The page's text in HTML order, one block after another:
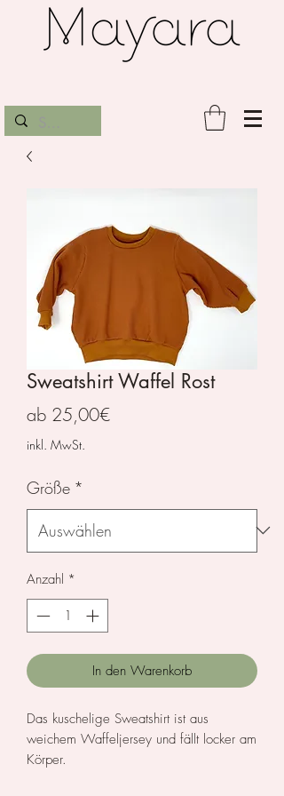
Sweatshirt Waffel Rost
ab 25,00€Sale-
inkl. MwSt.
Größe *
Anzahl *
In den Warenkorb
Das kuschelige Sweatshirt ist aus
weichem Waffeljersey und fällt locker am
Körper.